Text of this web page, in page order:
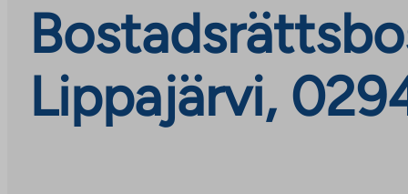
Lippajärvi,